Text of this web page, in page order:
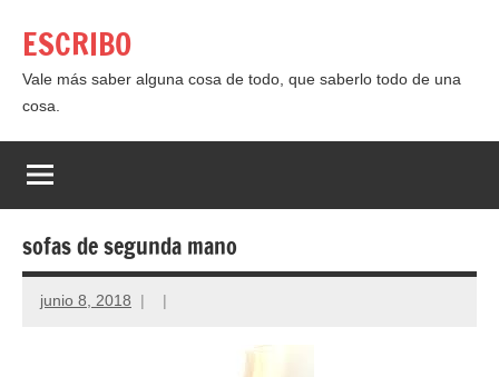
contenido
ESCRIBO
Vale más saber alguna cosa de todo, que saberlo todo de una
cosa.
sofas de segunda mano
junio 8, 2018